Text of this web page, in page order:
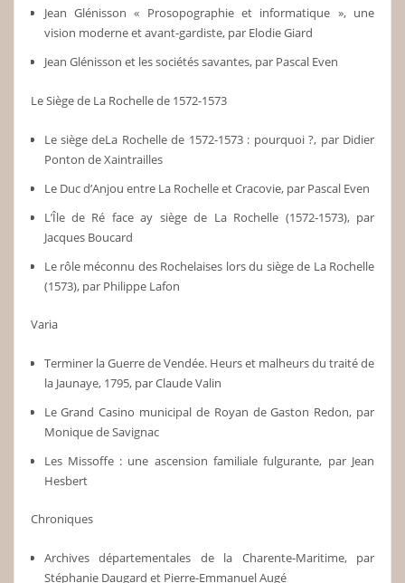
Jean Glénisson « Prosopographie et informatique », une
vision moderne et avant-gardiste, par Elodie Giard
Jean Glénisson et les sociétés savantes, par Pascal Even
Le Siège de La Rochelle de 1572-1573
Le siège deLa Rochelle de 1572-1573 : pourquoi ?, par Didier
Ponton de Xaintrailles
Le Duc d’Anjou entre La Rochelle et Cracovie, par Pascal Even
L’Île de Ré face ay siège de La Rochelle (1572-1573), par
Jacques Boucard
Le rôle méconnu des Rochelaises lors du siège de La Rochelle
(1573), par Philippe Lafon
Varia
Terminer la Guerre de Vendée. Heurs et malheurs du traité de
la Jaunaye, 1795, par Claude Valin
Le Grand Casino municipal de Royan de Gaston Redon, par
Monique de Savignac
Les Missoffe : une ascension familiale fulgurante, par Jean
Hesbert
Chroniques
Archives départementales de la Charente-Maritime, par
Stéphanie Daugard et Pierre-Emmanuel Augé